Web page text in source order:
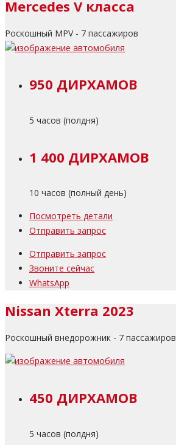
Mercedes V класса
Роскошный MPV - 7 пассажиров
950 ДИРХАМОВ
5 часов (полдня)
1 400 ДИРХАМОВ
10 часов (полный день)
Посмотреть детали
Отправить запрос
Отправить запрос
Звоните сейчас
WhatsApp
Nissan Xterra 2023
Роскошный внедорожник - 7 пассажиров
450 ДИРХАМОВ
5 часов (полдня)